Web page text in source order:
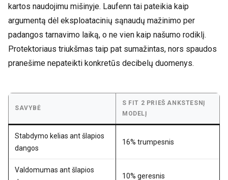
kartos naudojimu mišinyje. Laufenn tai pateikia kaip
argumentą dėl eksploatacinių sąnaudų mažinimo per
padangos tarnavimo laiką, o ne vien kaip našumo rodiklį.
Protektoriaus triukšmas taip pat sumažintas, nors spaudos
pranešime nepateikti konkretūs decibelų duomenys.
SAVYBĖ
S FIT 2 PRIEŠ ANKSTESNĮ
MODELĮ
Stabdymo kelias ant šlapios
dangos
16% trumpesnis
Valdomumas ant šlapios
10% geresnis